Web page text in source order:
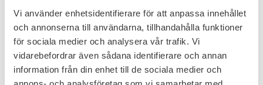
Vi använder enhetsidentifierare för att anpassa innehållet
och annonserna till användarna, tillhandahålla funktioner
för sociala medier och analysera vår trafik. Vi
vidarebefordrar även sådana identifierare och annan
information från din enhet till de sociala medier och
FAVORIT